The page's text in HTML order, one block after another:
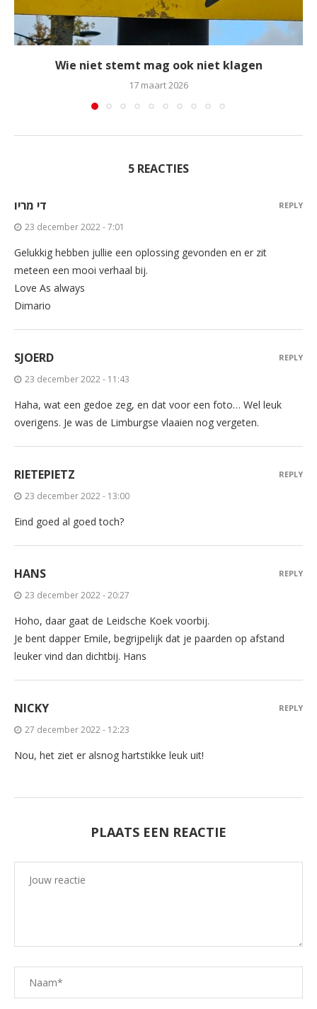
Wie niet stemt mag ook niet klagen
17 maart 2026
5 REACTIES
די מריו
23 december 2022 - 7:01
Gelukkig hebben jullie een oplossing gevonden en er zit
meteen een mooi verhaal bij.
Love As always
Dimario
REPLY
SJOERD
23 december 2022 - 11:43
Haha, wat een gedoe zeg, en dat voor een foto… Wel leuk
overigens. Je was de Limburgse vlaaien nog vergeten.
REPLY
RIETEPIETZ
23 december 2022 - 13:00
Eind goed al goed toch?
REPLY
HANS
23 december 2022 - 20:27
Hoho, daar gaat de Leidsche Koek voorbij.
Je bent dapper Emile, begrijpelijk dat je paarden op afstand
leuker vind dan dichtbij. Hans
REPLY
NICKY
27 december 2022 - 12:23
Nou, het ziet er alsnog hartstikke leuk uit!
REPLY
PLAATS EEN REACTIE